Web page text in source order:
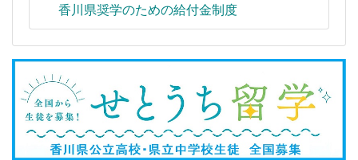
香川県奨学のための給付金制度